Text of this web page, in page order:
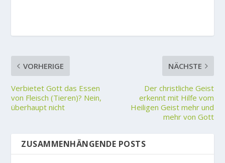
VORHERIGE
Verbietet Gott das Essen
von Fleisch (Tieren)? Nein,
überhaupt nicht
NÄCHSTE
Der christliche Geist
erkennt mit Hilfe vom
Heiligen Geist mehr und
mehr von Gott
ZUSAMMENHÄNGENDE POSTS